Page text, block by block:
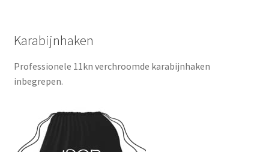
Karabijnhaken
Professionele 11kn verchroomde karabijnhaken
inbegrepen.